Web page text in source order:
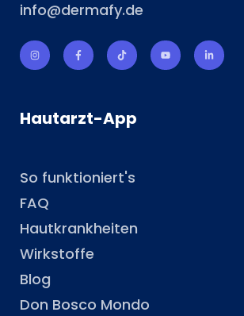
info@dermafy.de
Hautarzt-App
So funktioniert's
FAQ
Hautkrankheiten
Wirkstoffe
Blog
Don Bosco Mondo